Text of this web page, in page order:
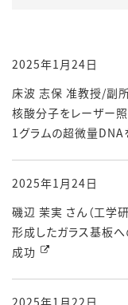
2025年1月24日
床波 志保 准教授/副
核酸分子をレーザー
1グラムの超微量DNA
2025年1月24日
磯辺 茉実 さん（工学
形成したガラス基板
成功
2025年1月22日